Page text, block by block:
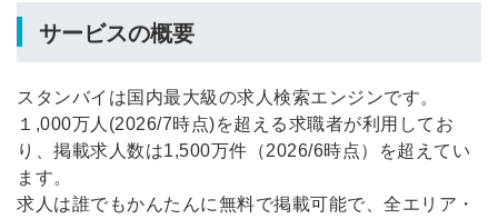
サービスの概要
スタンバイは国内最大級の求人検索エンジンです。
１,000万人(2026/7時点)を超える求職者が利用してお
り、掲載求人数は1,500万件（2026/6時点）を超えてい
ます。
求人は誰でもかんたんに無料で掲載可能で、全エリア・